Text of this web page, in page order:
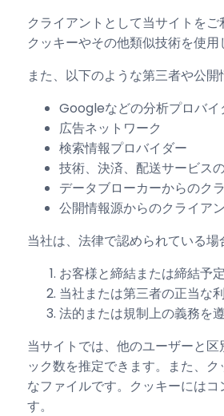
クライアントとして当サイトを
クッキーやその他類似技術を使用
また、以下のような第三者や公
Googleなどの分析プロバイ
広告ネットワーク
検索情報プロバイダー
技術、決済、配送サービス
データブローカーからのク
公開情報源からのクライア
当社は、法律で認められている
お客様と締結または締結予
当社または第三者の正当な
法的または規制上の義務を
当サイトでは、他のユーザーと
ック数を推定できます。また、
なファイルです。クッキーには
す。